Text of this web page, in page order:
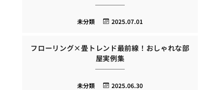
2025.07.01
未分類
フローリング×畳トレンド最前線！おしゃれな部
屋実例集
2025.06.30
未分類